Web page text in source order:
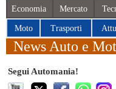
Economia Mercato
Moto Trasporti
News Auto e
Segui Automania!